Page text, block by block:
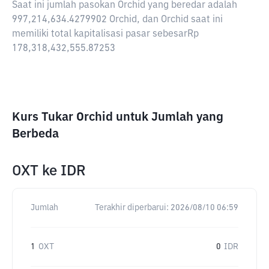
Saat ini jumlah pasokan Orchid yang beredar adalah
997,214,634.4279902 Orchid, dan Orchid saat ini
memiliki total kapitalisasi pasar sebesarRp
178,318,432,555.87253
Kurs Tukar Orchid untuk Jumlah yang
Berbeda
OXT ke IDR
Jumlah Terakhir diperbarui: 2026/08/10 06:59
1 OXT 0 IDR